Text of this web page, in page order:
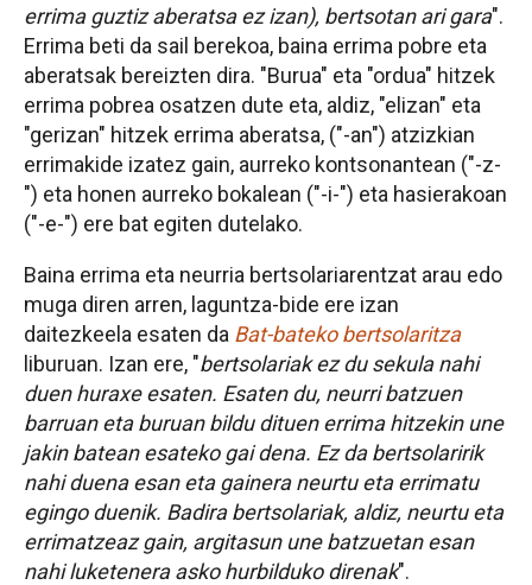
errima guztiz aberatsa ez izan), bertsotan ari gara".
Errima beti da sail berekoa, baina errima pobre eta
aberatsak bereizten dira. "Burua" eta "ordua" hitzek
errima pobrea osatzen dute eta, aldiz, "elizan" eta
"gerizan" hitzek errima aberatsa, ("-an") atzizkian
errimakide izatez gain, aurreko kontsonantean ("-z-
") eta honen aurreko bokalean ("-i-") eta hasierakoan
("-e-") ere bat egiten dutelako.
Baina errima eta neurria bertsolariarentzat arau edo
muga diren arren, laguntza-bide ere izan
daitezkeela esaten da Bat-bateko bertsolaritza
liburuan. Izan ere, "bertsolariak ez du sekula nahi
duen huraxe esaten. Esaten du, neurri batzuen
barruan eta buruan bildu dituen errima hitzekin une
jakin batean esateko gai dena. Ez da bertsolaririk
nahi duena esan eta gainera neurtu eta errimatu
egingo duenik. Badira bertsolariak, aldiz, neurtu eta
errimatzeaz gain, argitasun une batzuetan esan
nahi luketenera asko hurbilduko direnak".